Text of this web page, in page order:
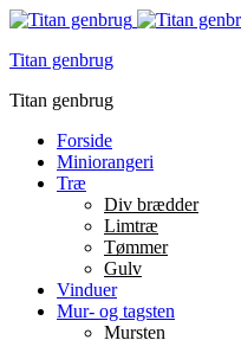
Titan genbrug
Titan genbrug
Forside
Miniorangeri
Træ
Div brædder
Limtræ
Tømmer
Gulv
Vinduer
Mur- og tagsten
Mursten